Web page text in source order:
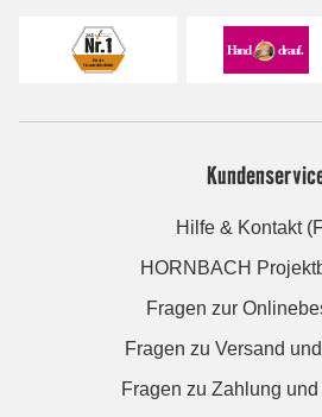
Hilfe & Kontakt
HORNBACH
Fragen zur
Fragen zu Versand
Fragen zu Zahlung